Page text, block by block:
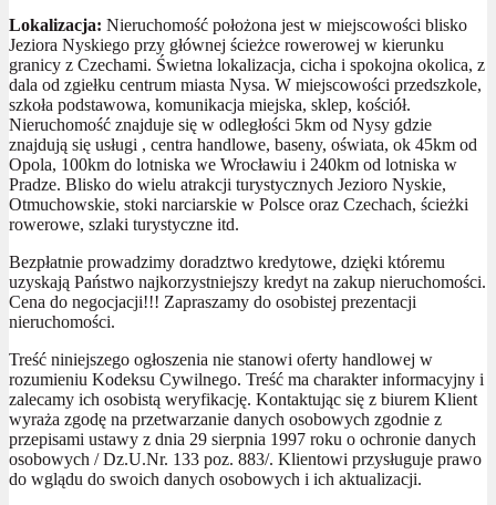
Lokalizacja: Nieruchomość położona jest w miejscowości blisko
Jeziora Nyskiego przy głównej ścieżce rowerowej w kierunku
granicy z Czechami. Świetna lokalizacja, cicha i spokojna okolica, z
dala od zgiełku centrum miasta Nysa. W miejscowości przedszkole,
szkoła podstawowa, komunikacja miejska, sklep, kościół.
Nieruchomość znajduje się w odległości 5km od Nysy gdzie
znajdują się usługi , centra handlowe, baseny, oświata, ok 45km od
Opola, 100km do lotniska we Wrocławiu i 240km od lotniska w
Pradze. Blisko do wielu atrakcji turystycznych Jezioro Nyskie,
Otmuchowskie, stoki narciarskie w Polsce oraz Czechach, ścieżki
rowerowe, szlaki turystyczne itd.
Bezpłatnie prowadzimy doradztwo kredytowe, dzięki któremu
uzyskają Państwo najkorzystniejszy kredyt na zakup nieruchomości.
Cena do negocjacji!!! Zapraszamy do osobistej prezentacji
nieruchomości.
Treść niniejszego ogłoszenia nie stanowi oferty handlowej w
rozumieniu Kodeksu Cywilnego. Treść ma charakter informacyjny i
zalecamy ich osobistą weryfikację. Kontaktując się z biurem Klient
wyraża zgodę na przetwarzanie danych osobowych zgodnie z
przepisami ustawy z dnia 29 sierpnia 1997 roku o ochronie danych
osobowych / Dz.U.Nr. 133 poz. 883/. Klientowi przysługuje prawo
do wglądu do swoich danych osobowych i ich aktualizacji.